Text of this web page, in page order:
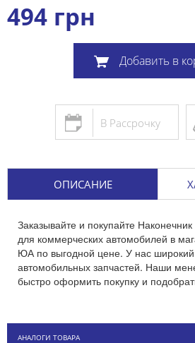
494 грн
Добавить в
В Рассрочку
ОПИСАНИЕ
Заказывайте и покупайте Наконечник
для коммерческих автомобилей в
ЮА по выгодной цене. У нас
автомобильных запчастей. Наши
быстро оформить покупку и
АНАЛОГИ ТОВАРА